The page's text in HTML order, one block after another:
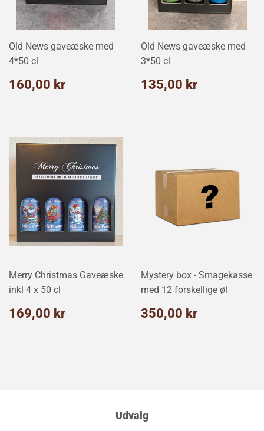
Old News gaveæske med
4*50 cl
Normalpris
160,00 kr
Old News gaveæske med
3*50 cl
Normalpris
135,00 kr
Merry Christmas Gaveæske
inkl 4 x 50 cl
Normalpris
169,00 kr
Mystery box - Smagekasse
med 12 forskellige øl
Normalpris
350,00 kr
Udvalg